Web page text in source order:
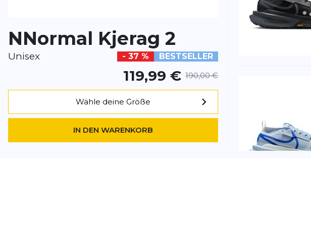
Rezension
Rezension
*Pflichtfelder
BEWERTUNG HINZUFÜGEN
NNormal Kjerag 2
Unisex - 37 % BESTSELLER
119,99 € 190,00 €
Wähle deine Größe
IN DEN WARENKORB